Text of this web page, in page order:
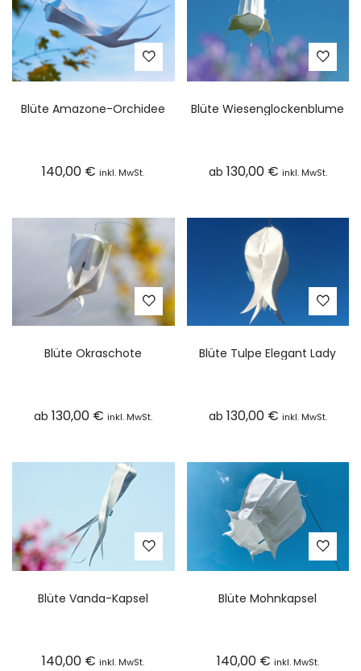
Blüte Amazone-Orchidee
140,00 € inkl. MwSt.
Blüte Wiesenglockenblume
ab 130,00 € inkl. MwSt.
Blüte Okraschote
ab130,00 € inkl. MwSt.
Blüte Tulpe Elegant Lady
ab 130,00 € inkl. MwSt.
Blüte Vanda-Kapsel
140,00 € inkl. MwSt.
Blüte Mohnkapsel
140,00 € inkl. MwSt.